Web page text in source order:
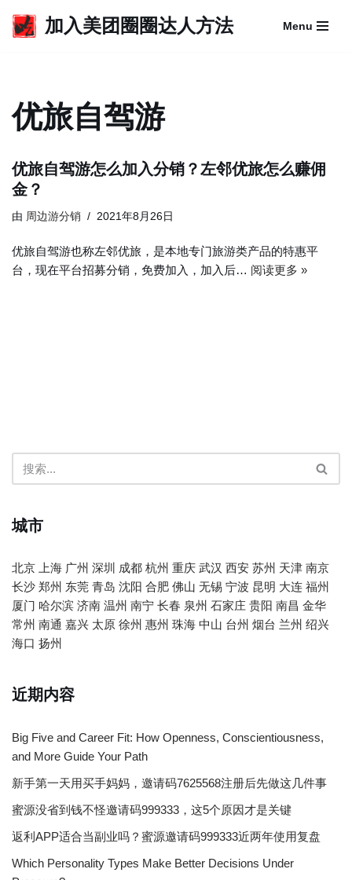
跳
文
加入美团圈圈达人方法 Menu
优旅自驾游
优旅自驾游怎么加入分销？左邻优旅怎么赚佣
金？
由 周边游分销 2021年8月26日
优旅自驾游也称左邻优旅，是本地专门旅游类产品的特惠平
台，现在平台招募分销，免费加入，加入后… 阅读更多 »
城市
北京 上海 广州 深圳 成都 杭州 重庆 武汉 西安 苏州 天津 南京
长沙 郑州 东莞 青岛 沈阳 合肥 佛山 无锡 宁波 昆明 大连 福州
厦门 哈尔滨 济南 温州 南宁 长春 泉州 石家庄 贵阳 南昌 金华
常州 南通 嘉兴 太原 徐州 惠州 珠海 中山 台州 烟台 兰州 绍兴
海口 扬州
近期内容
Big Five and Career Fit: How Openness, Conscientiousness,
and More Guide Your Path
新手第一天用买手妈妈，邀请码7625568注册后先做这几件事
蜜源没省到钱不怪邀请码999333，这5个原因才是关键
返利APP适合当副业吗？蜜源邀请码999333近两年使用复盘
Which Personality Types Make Better Decisions Under